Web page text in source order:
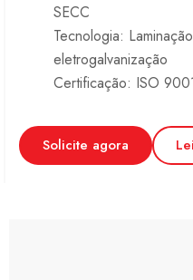
SECC
Tecnologia:
eletrogalvanização
Certificação: ISO
Solicite agora